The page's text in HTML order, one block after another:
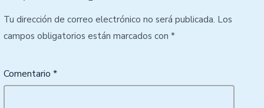
Tu dirección de correo electrónico no será publicada. Los
campos obligatorios están marcados con *
Comentario *